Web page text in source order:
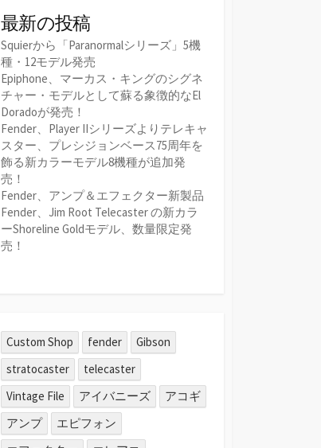
最新の投稿
Squierから「Paranormalシリーズ」5機
種・12モデル発売
Epiphone、マーカス・キングのシグネ
チャー・モデルとして蘇る象徴的なEl
Doradoが発売！
Fender、Player IIシリーズよりテレキャ
スター、プレシジョンベース75周年を
飾る新カラーモデル8機種が追加発
売！
Fender、アンプ＆エフェクター新製品
Fender、Jim Root Telecaster の新カラ
ーShoreline Goldモデル、数量限定発
売！
Custom Shop fender
Gibson
stratocaster
telecaster
Vintage File
アイバニーズ
アコギ
アンプ
エピフォン